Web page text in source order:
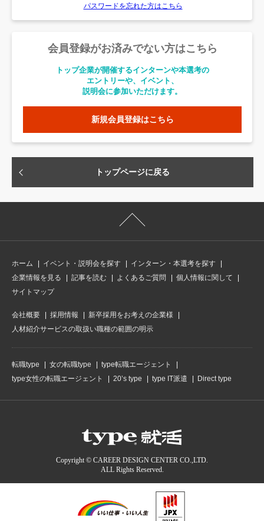
パスワードを忘れた方はこちら
会員登録がお済みでない方はこちら
トップ企業が開催するインターンや本選考の
エントリーや、イベント、
説明会に参加いただけます。
新規会員登録はこちら
トップページに戻る
ホーム イベント・説明会を探す
インターン・本選考を探す
企業情報を見る
記事を読む よくあるご質問
個人情報に関して
サイトマップ
会社概要 採用情報
新卒採用をお考えの企業様
人材紹介サービスの取扱い職種の範囲の明示
転職type 女の転職type
type転職エージェント
type女性の転職エージェント
20’s type type IT派遣 Direct type
Copyright © CAREER DESIGN CENTER CO.,LTD.
ALL Rights Reserved.